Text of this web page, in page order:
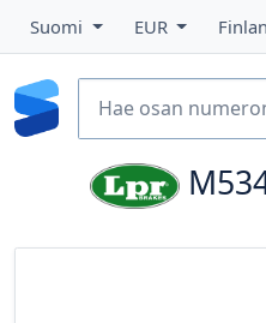
Suomi EUR